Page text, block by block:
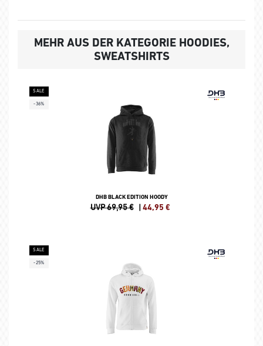
MEHR AUS DER KATEGORIE HOODIES,
SWEATSHIRTS
SALE
-36%
DHB BLACK EDITION HOODY
UVP 69,95 € | 44,95 €
SALE
-25%